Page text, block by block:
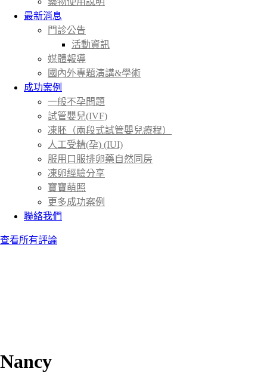
最新消息
門診公告
活動資訊
媒體報導
國內外專題演講&學術
成功案例
一般不孕問題
試管嬰兒(IVF)
凍胚（兩段式試管嬰兒療程）
人工受精(孕) (IUI)
服用口服排卵藥自然同房
凍卵經驗分享
寶寶萌照
更多成功案例
聯絡我們
查看所有評論
Nancy